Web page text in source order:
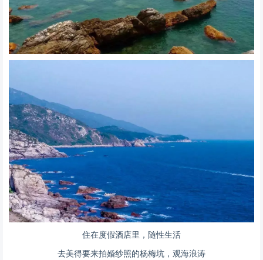
住在度假酒店里，随性生活
去美得要来拍婚纱照的杨梅坑，观海浪涛